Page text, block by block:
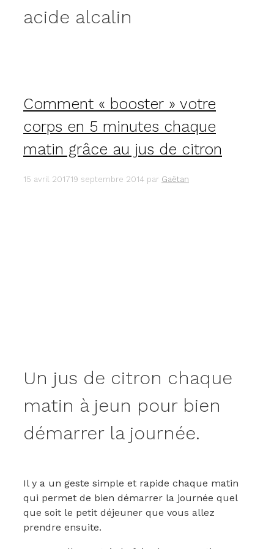
acide alcalin
Comment « booster » votre
corps en 5 minutes chaque
matin grâce au jus de citron
15 avril 201719 septembre 2014 par Gaëtan
Un jus de citron chaque
matin à jeun pour bien
démarrer la journée.
Il y a un geste simple et rapide chaque matin
qui permet de bien démarrer la journée quel
que soit le petit déjeuner que vous allez
prendre ensuite.